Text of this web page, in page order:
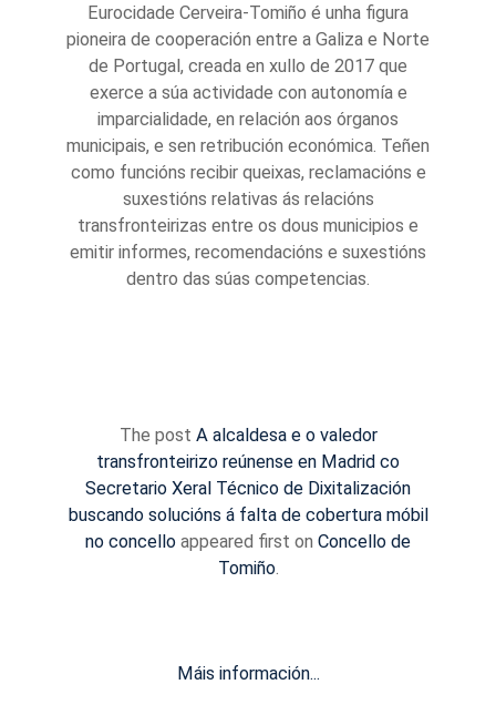
Eurocidade Cerveira-Tomiño é unha figura
pioneira de cooperación entre a Galiza e Norte
de Portugal, creada en xullo de 2017 que
exerce a súa actividade con autonomía e
imparcialidade, en relación aos órganos
municipais, e sen retribución económica. Teñen
como funcións recibir queixas, reclamacións e
suxestións relativas ás relacións
transfronteirizas entre os dous municipios e
emitir informes, recomendacións e suxestións
dentro das súas competencias.
The post A alcaldesa e o valedor
transfronteirizo reúnense en Madrid co
Secretario Xeral Técnico de Dixitalización
buscando solucións á falta de cobertura móbil
no concello appeared first on Concello de
Tomiño.
Máis información...